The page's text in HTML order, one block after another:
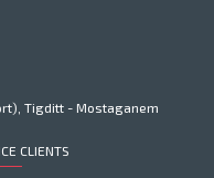
Tigditt - Mostaganem
CLIENTS